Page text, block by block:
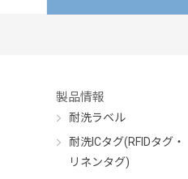
製品情報
耐洗ラベル
耐洗ICタグ(RFIDタグ・
リネンタグ)